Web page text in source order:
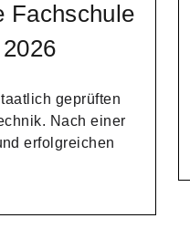
Fachschule
geprüften
Nach einer
erfolgreichen